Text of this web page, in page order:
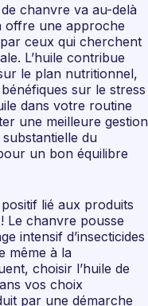
chanvre va au-delà
offre une approche
ceux qui cherchent
L’huile contribue
le plan nutritionnel,
sur le stress
dans votre routine
une meilleure gestion
du
un bon équilibre
lié aux produits
Le chanvre pousse
intensif d’insecticides
même à la
choisir l’huile de
vos choix
par une démarche